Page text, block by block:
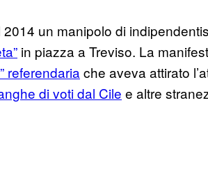
un manipolo di
in piazza a Treviso. La
referendaria che aveva attirato
di voti dal Cile e altre